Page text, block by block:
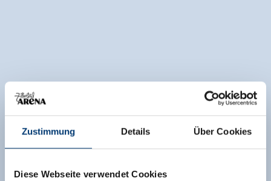
Zustimmung Details Über Cookies
Diese Webseite verwendet Cookies